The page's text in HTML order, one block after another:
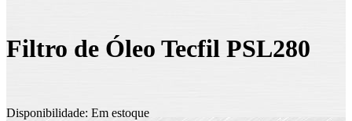
Filtro de Óleo Tecfil PSL280
Disponibilidade: Em estoque